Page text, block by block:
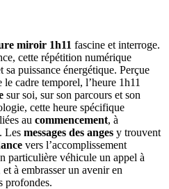
miroir 1h11 fascine et interroge.
cette répétition numérique
puissance énergétique. Perçue
cadre temporel, l’heure 1h11
sur soi, sur son parcours et son
cette heure spécifique
au commencement, à
. Les messages des anges y trouvent
vers l’accomplissement
particulière véhicule un appel à
à embrasser un avenir en
profondes.